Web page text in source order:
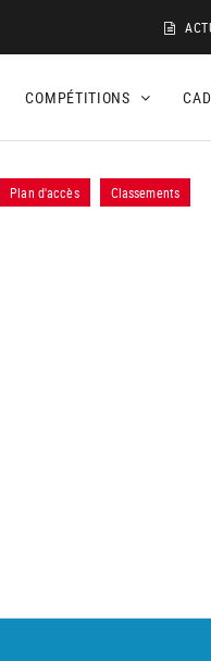
COMPÉTITIONS
Plan d'accès Classements